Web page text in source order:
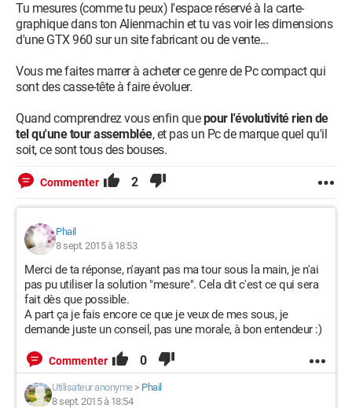
Tu mesures (comme tu peux) l'espace réservé à la carte-
graphique dans ton Alienmachin et tu vas voir les dimensions
d'une GTX 960 sur un site fabricant ou de vente...
Vous me faites marrer à acheter ce genre de Pc compact qui
sont des casse-tête à faire évoluer.
Quand comprendrez vous enfin quepour l'évolutivité rien de
tel qu'une tour assemblée, et pas un Pc de marque quel qu'il
soit, ce sont tous des bouses.
Commenter 2
Phail
8 sept. 2015 à 18:53
Merci de ta réponse, n'ayant pas ma tour sous la main, je n'ai
pas pu utiliser la solution "mesure". Cela dit c'est ce qui sera
fait dès que possible.
A part ça je fais encore ce que je veux de mes sous, je
demande juste un conseil, pas une morale, à bon entendeur :)
Commenter 0
Utilisateur anonyme> Phail
8 sept. 2015 à 18:54